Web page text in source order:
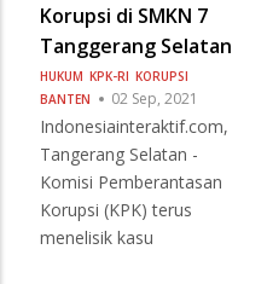
Korupsi di SMKN 7
Tanggerang Selatan
HUKUM KPK-RI KORUPSI
BANTEN
02 Sep, 2021
Indonesiainteraktif.com,
Tangerang Selatan -
Komisi Pemberantasan
Korupsi (KPK) terus
menelisik kasu